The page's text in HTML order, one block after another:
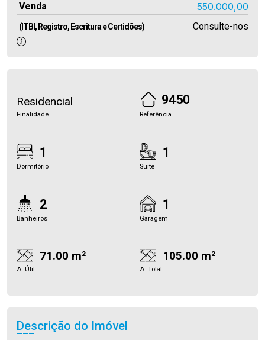
Venda 550.000,00
(ITBI, Registro, Escritura e Certidões) Consulte-nos
Residencial
Finalidade
9450
Referência
1
Dormitório
1
Suite
2
Banheiros
1
Garagem
71.00 m²
A. Útil
105.00 m²
A. Total
Descrição do Imóvel